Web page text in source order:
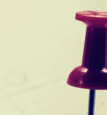
Onze vereniging